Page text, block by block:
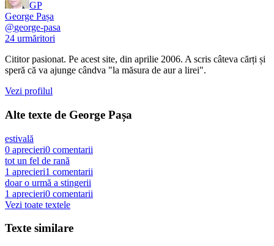
GP
George Pașa
@george-pasa
24 urmăritori
Cititor pasionat. Pe acest site, din aprilie 2006. A scris câteva cărți și
speră că va ajunge cândva "la măsura de aur a lirei".
Vezi profilul
Alte texte de George Pașa
estivală
0 aprecieri0 comentarii
tot un fel de rană
1 aprecieri1 comentarii
doar o urmă a stingerii
1 aprecieri0 comentarii
Vezi toate textele
Texte similare